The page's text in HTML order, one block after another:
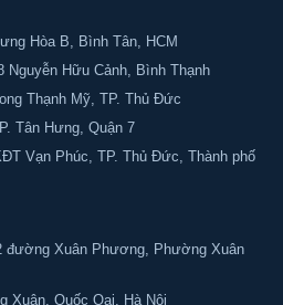
KL75-LS7-GOLD có mở
GOLD có phù hợp với
GOLD có sẵn ở Sài Gòn
Hòa B, Bình Tân, HCM
Nguyễn Hữu Cảnh, Bình Thạnh
Thạnh Mỹ, TP. Thủ Đức
Tân Hưng, Quận 7
Vạn Phúc, TP. Thủ Đức, Thành phố
đường Xuân Phương, Phường Xuân
Xuân, Quốc Oai, Hà Nội